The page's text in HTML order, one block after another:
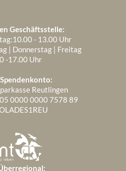
Geschäftsstelle:
- 13.00 Uhr
| Donnerstag | Freitag
-17.00 Uhr
Reutlingen
0000 0000 7578 89